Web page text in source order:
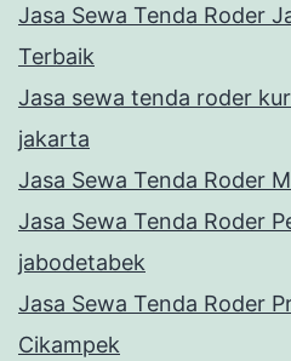
Jasa Sewa Tenda Roder
Terbaik
Jasa sewa tenda roder
jakarta
Jasa Sewa Tenda Roder
Jasa Sewa Tenda Roder
jabodetabek
Jasa Sewa Tenda Roder
Cikampek